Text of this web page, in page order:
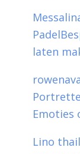
laten
Emoties
Lino